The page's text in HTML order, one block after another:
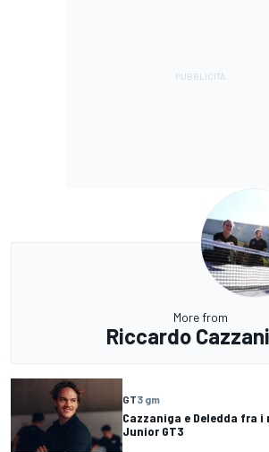
More from
Riccardo
GT3 gm
Cazzaniga e Deledda fra
Junior GT3